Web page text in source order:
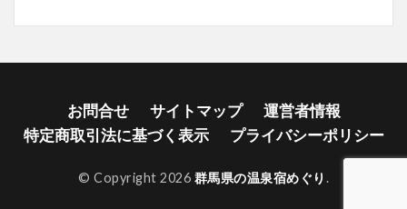
お問合せ サイトマップ
運営者情報
特定商取引法に基づく表示
プライバシーポリシー
© Copyright 2026 群馬県の温泉宿めぐり .